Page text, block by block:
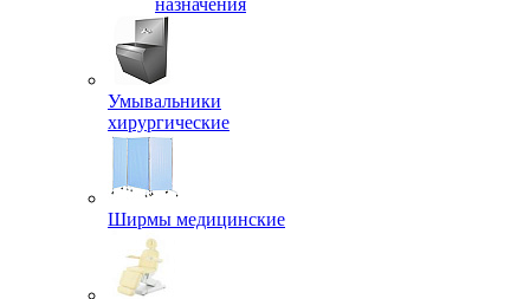
назначения
Умывальники
хирургические
Ширмы медицинские